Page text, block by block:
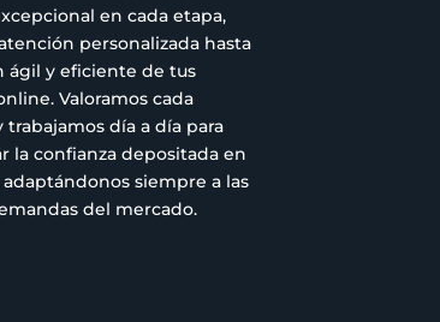
en cada etapa,
personalizada hasta
ágil y eficiente de tus
Valoramos cada
trabajamos día a día para
la confianza depositada en
adaptándonos siempre a las
del mercado.